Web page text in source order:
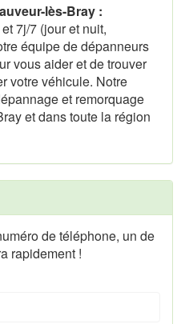
lès-Bray :
7j/7 (jour et nuit,
équipe de dépanneurs
vous aider et de trouver
votre véhicule. Notre
et remorquage
et dans toute la région
de téléphone, un de
rapidement !